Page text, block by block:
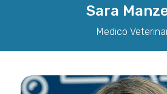
Sara
Medico